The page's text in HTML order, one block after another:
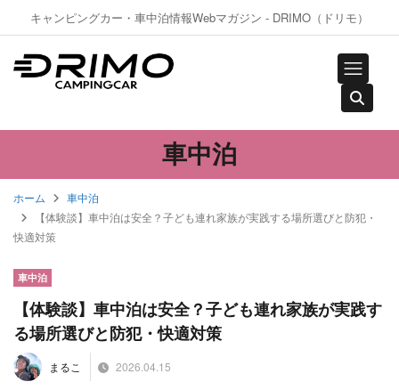
キャンピングカー・車中泊情報Webマガジン - DRIMO（ドリモ）
車中泊
ホーム
車中泊
【体験談】車中泊は安全？子ども連れ家族が実践する場所選びと防犯・
快適対策
車中泊
【体験談】車中泊は安全？子ども連れ家族が実践す
る場所選びと防犯・快適対策
まるこ 2026.04.15